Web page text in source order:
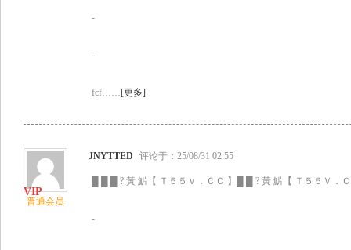
-
-
fcf……[更多]
普通会员
JNYTTED 评论于：25/08/31 02:55
█ █ █ ? 黃 魸【 Ｔ５５Ｖ．ＣＣ 】█ █ ? 黃 魸【 Ｔ５５Ｖ．
-